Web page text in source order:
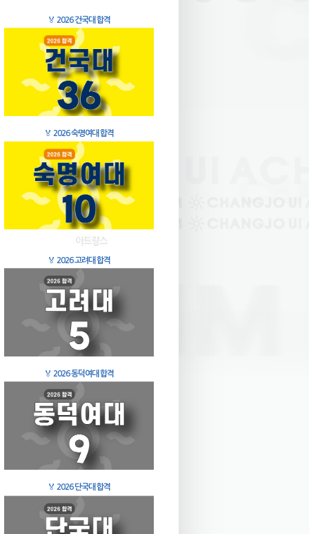
🏅 2026 건국대 합격
🏅 2026 숙명여대 합격
🏅 2026 고려대 합격
🏅 2026 동덕여대 합격
🏅 2026 단국대 합격